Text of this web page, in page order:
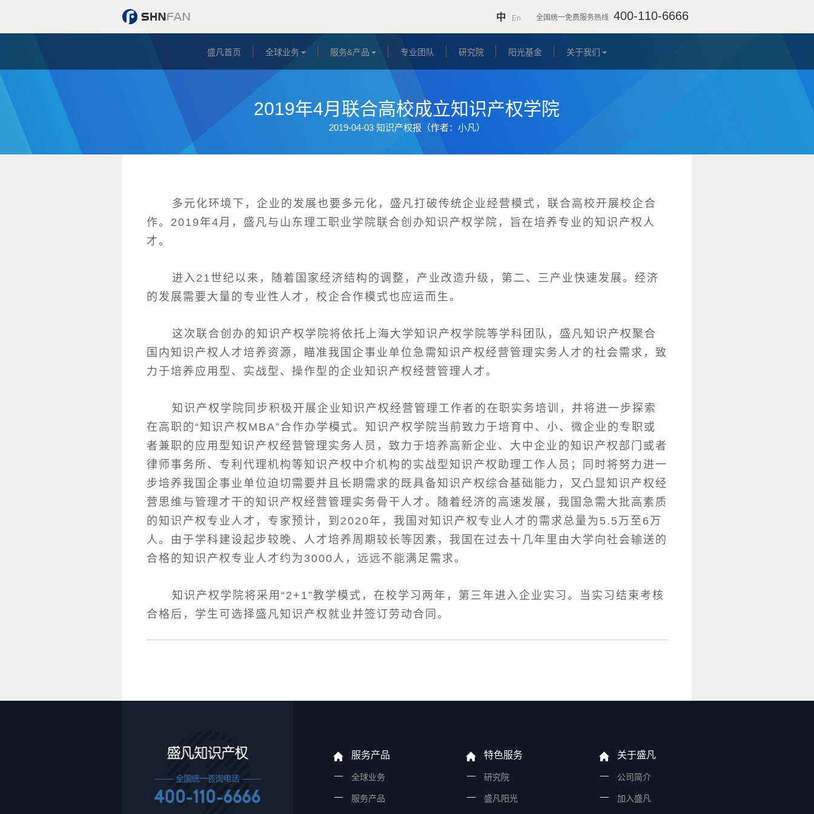
中 En 全国统一免费服务热线 400-110-6666
盛凡首页 全球业务 服务&产品 专业团队 研究院 阳光基金 关于我们
2019年4月联合高校成立知识产权学院
2019-04-03 知识产权报（作者：小凡）
多元化环境下，企业的发展也要多元化，盛凡打破传统企业经营模式，联合高校开展校企合
作。2019年4月，盛凡与山东理工职业学院联合创办知识产权学院，旨在培养专业的知识产权人
才。
进入21世纪以来，随着国家经济结构的调整，产业改造升级，第二、三产业快速发展。经济
的发展需要大量的专业性人才，校企合作模式也应运而生。
这次联合创办的知识产权学院将依托上海大学知识产权学院等学科团队，盛凡知识产权聚合
国内知识产权人才培养资源，瞄准我国企事业单位急需知识产权经营管理实务人才的社会需求，致
力于培养应用型、实战型、操作型的企业知识产权经营管理人才。
知识产权学院同步积极开展企业知识产权经营管理工作者的在职实务培训，并将进一步探索
在高职的“知识产权MBA”合作办学模式。知识产权学院当前致力于培育中、小、微企业的专职或
者兼职的应用型知识产权经营管理实务人员，致力于培养高新企业、大中企业的知识产权部门或者
律师事务所、专利代理机构等知识产权中介机构的实战型知识产权助理工作人员；同时将努力进一
步培养我国企事业单位迫切需要并且长期需求的既具备知识产权综合基础能力，又凸显知识产权经
营思维与管理才干的知识产权经营管理实务骨干人才。随着经济的高速发展，我国急需大批高素质
的知识产权专业人才，专家预计，到2020年，我国对知识产权专业人才的需求总量为5.5万至6万
人。由于学科建设起步较晚、人才培养周期较长等因素，我国在过去十几年里由大学向社会输送的
合格的知识产权专业人才约为3000人，远远不能满足需求。
知识产权学院将采用“2+1”教学模式，在校学习两年，第三年进入企业实习。当实习结束考核
合格后，学生可选择盛凡知识产权就业并签订劳动合同。
服务产品
全球业务
服务产品
特色服务
研究院
盛凡阳光
关于盛凡
公司简介
加入盛凡